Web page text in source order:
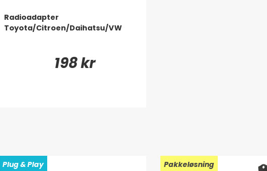
Radioadapter
Toyota/Citroen/Daihatsu/VW
198 kr
Plug & Play Pakkeløsning